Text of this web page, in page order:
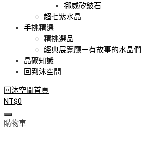
挪威矽鈹石
超七紫水晶
手挑精選
精挑選品
經典展覽廳－有故事的水晶們
晶礦知識
回到沐空間
回沐空間首頁
NT$0
購物車